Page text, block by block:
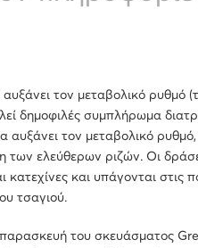
αυξάνει τον μεταβολικό
δημοφιλές συμπλήρωμα
αυξάνει τον μεταβολικό
των ελεύθερων ριζών. Οι
και υπάγονται στις
τσαγιού.
του σκευάσματος